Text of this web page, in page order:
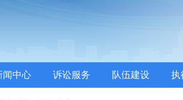
闻中心 诉讼服务 队伍建设 执